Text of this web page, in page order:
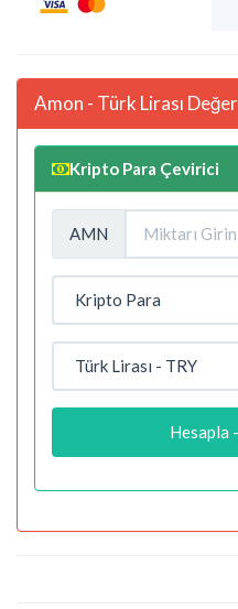
Amon - Türk Lirası
Kripto Para Çevirici
AMN
Hesapla